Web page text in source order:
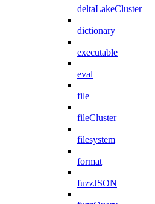
deltaLakeCluster
dictionary
executable
eval
file
fileCluster
filesystem
format
fuzzJSON